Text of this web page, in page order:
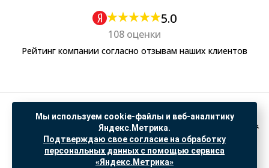
5.0
108 оценки
Рейтинг компании согласно отзывам наших клиентов
Политика обработки персональных данных
Согласие на обработку данных Яндекс Метрика
"© ООО “САНТЕХГИД”, 2026. Все права защищены. Предложение не является публичной
офертой, цены и информация на сайте ознакомительные
Доработка и продвижение вSO.USE
Мы используем cookie-файлы и веб-аналитику
Яндекс.Метрика.
Подтверждаю свое согласие на обработку
персональных данных с помощью сервиса
«Яндекс.Метрика»